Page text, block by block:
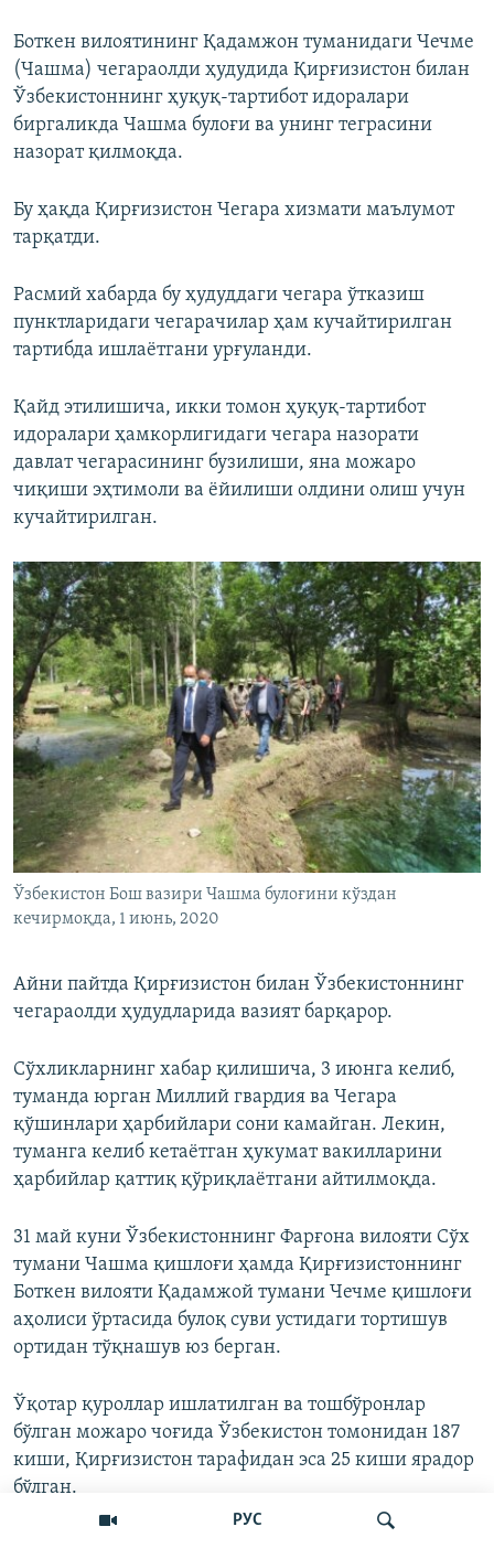
РУС
Боткен вилоятининг Қадамжон туманидаги Чечме
(Чашма) чегараолди ҳудудида Қирғизистон билан
Ўзбекистоннинг ҳуқуқ-тартибот идоралари
биргаликда Чашма булоғи ва унинг теграсини
назорат қилмоқда.
Бу ҳақда Қирғизистон Чегара хизмати маълумот
тарқатди.
Расмий хабарда бу ҳудуддаги чегара ўтказиш
пунктларидаги чегарачилар ҳам кучайтирилган
тартибда ишлаётгани урғуланди.
Қайд этилишича, икки томон ҳуқуқ-тартибот
идоралари ҳамкорлигидаги чегара назорати
давлат чегарасининг бузилиши, яна можаро
чиқиши эҳтимоли ва ёйилиши олдини олиш учун
кучайтирилган.
Ўзбекистон Бош вазири Чашма булоғини кўздан
кечирмоқда, 1 июнь, 2020
Айни пайтда Қирғизистон билан Ўзбекистоннинг
чегараолди ҳудудларида вазият барқарор.
Сўхликларнинг хабар қилишича, 3 июнга келиб,
туманда юрган Миллий гвардия ва Чегара
қўшинлари ҳарбийлари сони камайган. Лекин,
туманга келиб кетаётган ҳукумат вакилларини
ҳарбийлар қаттиқ қўриқлаётгани айтилмоқда.
31 май куни Ўзбекистоннинг Фарғона вилояти Сўх
тумани Чашма қишлоғи ҳамда Қирғизистоннинг
Боткен вилояти Қадамжой тумани Чечме қишлоғи
аҳолиси ўртасида булоқ суви устидаги тортишув
ортидан тўқнашув юз берган.
Ўқотар қуроллар ишлатилган ва тошбўронлар
бўлган можаро чоғида Ўзбекистон томонидан 187
киши, Қирғизистон тарафидан эса 25 киши ярадор
бўлган.